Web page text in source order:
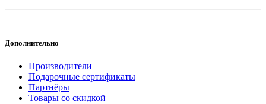
Дополнительно
Производители
Подарочные сертификаты
Партнёры
Товары со скидкой